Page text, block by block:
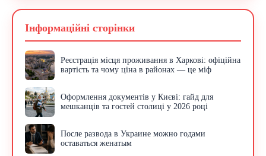
Інформаційні сторінки
Реєстрація місця проживання в Харкові: офіційна
вартість та чому ціна в районах — це міф
Оформлення документів у Києві: гайд для
мешканців та гостей столиці у 2026 році
После развода в Украине можно годами
оставаться женатым